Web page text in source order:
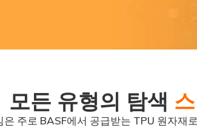
모든 유형의 탐색
은 주로 BASF에서 공급받는 TPU 원자재